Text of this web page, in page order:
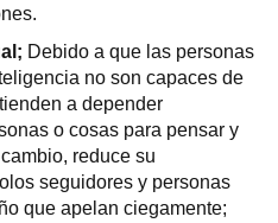
Debido a que las personas
no son capaces de
a depender
o cosas para pensar y
reduce su
seguidores y personas
que apelan ciegamente;